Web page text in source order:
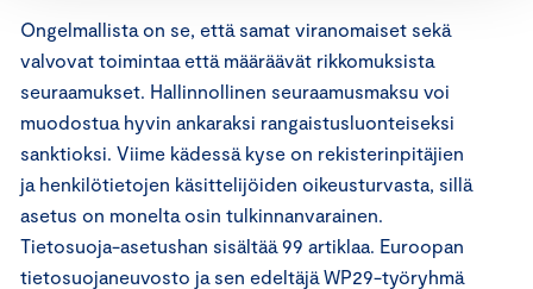
Ongelmallista on se, että samat viranomaiset sekä
valvovat toimintaa että määräävät rikkomuksista
seuraamukset. Hallinnollinen seuraamusmaksu voi
muodostua hyvin ankaraksi rangaistusluonteiseksi
sanktioksi. Viime kädessä kyse on rekisterinpitäjien
ja henkilötietojen käsittelijöiden oikeusturvasta, sillä
asetus on monelta osin tulkinnanvarainen.
Tietosuoja-asetushan sisältää 99 artiklaa. Euroopan
tietosuojaneuvosto ja sen edeltäjä WP29-työryhmä